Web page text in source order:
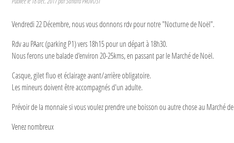
Vendredi 22 Décembre, nous vous donnons rdv pour notre "Nocturne de Noël".
Rdv au PAarc (parking P1) vers 18h15 pour un départ à 18h30.
Nous ferons une balade d'environ 20-25kms, en passant par le Marché de Noël.
Casque, gilet fluo et éclairage avant/arrière obligatoire.
Les mineurs doivent être accompagnés d'un adulte.
Prévoir de la monnaie si vous voulez prendre une boisson ou autre chose au Marché
Venez nombreux